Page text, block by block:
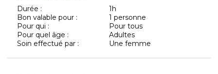
Durée :
1h
Bon valable pour :
1 personne
Pour qui :
Pour tous
Pour quel âge :
Adultes
Soin effectué par :
Une femme